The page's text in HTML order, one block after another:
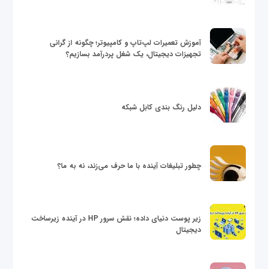
آموزش تعمیرات لپ‌تاپ و کامپیوتر؛ چگونه از گرانی
تجهیزات دیجیتال، یک شغل پردرآمد بسازیم؟
دلیل رنگ بندی کابل شبکه
چطور تبلیغات آینده با ما حرف می‌زند، نه به ما؟
زیر پوست دنیای داده؛ نقش سرور HP در آینده زیرساخت
دیجیتال